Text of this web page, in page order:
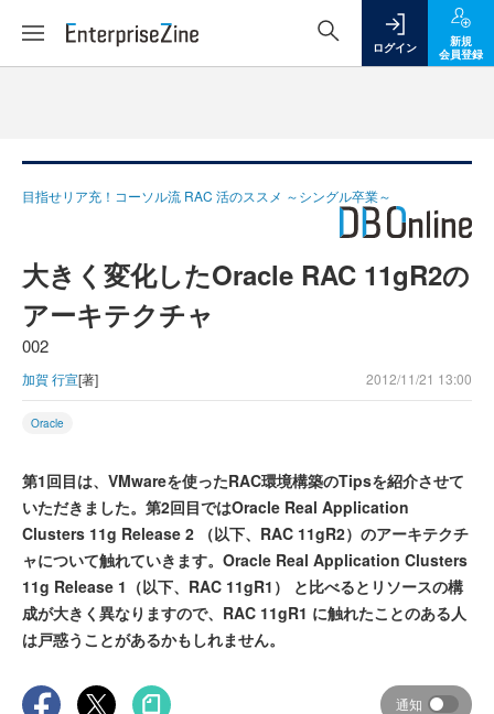
ログイン
新規
会員登録
目指せリア充！コーソル流 RAC 活のススメ ～シングル卒業～
大きく変化したOracle RAC 11gR2の
アーキテクチャ
002
加賀 行宣[著] 2012/11/21 13:00
Oracle
第1回目は、VMwareを使ったRAC環境構築のTipsを紹介させて
いただきました。第2回目ではOracle Real Application
Clusters 11g Release 2 （以下、RAC 11gR2）のアーキテクチ
ャについて触れていきます。Oracle Real Application Clusters
11g Release 1（以下、RAC 11gR1） と比べるとリソースの構
成が大きく異なりますので、RAC 11gR1 に触れたことのある人
は戸惑うことがあるかもしれません。
通知